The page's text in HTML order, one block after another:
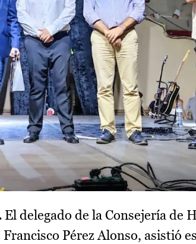
El delegado de la Consejería de
Pérez Alonso, asistió